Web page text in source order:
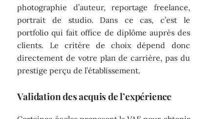
photographie d’auteur, reportage freelance,
portrait de studio. Dans ce cas, c’est le
portfolio qui fait office de diplôme auprès des
clients. Le critère de choix dépend donc
directement de votre plan de carrière, pas du
prestige perçu de l’établissement.
Validation des acquis de l’expérience